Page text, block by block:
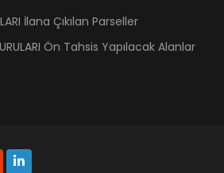
İlana Çıkılan Parseller
Ön Tahsis Yapılacak Alanlar